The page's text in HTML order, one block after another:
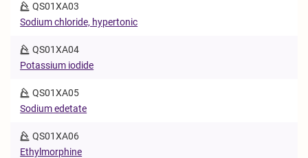
QS01XA03
Sodium chloride, hypertonic
QS01XA04
Potassium iodide
QS01XA05
Sodium edetate
QS01XA06
Ethylmorphine